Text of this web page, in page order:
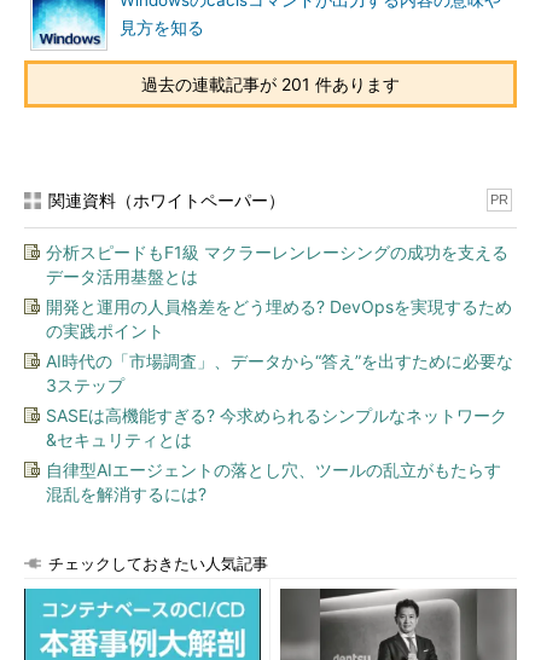
間がかかるようになる。またネットワーク上のフォルダの場合は
トラフィックも多くなるので、そのデメリットを十分考えた上
で、設定していただきたい
ているが、その管理方法はWindows XP／Windows Server 2003
とは少し異なっている。デフォルトではThumbs.dbファイルはユ
ーザー・フォルダの下の特定の場所
（%LOCALAPPDATA%\Microsoft\Windows\Explorer）にまとめ
て置かれ、各フォルダの下には作成されない＊1。しかし設定に
よってはThumbs.dbが作成されることがあるし、このファイルが
原因でフォルダの削除ができなくなる（Thumbs.dbが使用中で削
除できないというエラーが表示される）など、トラブルとなるこ
とも少なくない。
＊1この縮小表示やキャッシュ・ファイルの扱いはWindows
Windows OS（Windows Vista SP2、Windows Server 2008
SP2、Windows 7 SP1、Windows Server 2008 R2 SP1）を対象
として解説する。
見方を知る
過去の連載記事が 201 件あります
関連資料（ホワイトペーパー） PR
分析スピードもF1級 マクラーレンレーシングの成功を支える
データ活用基盤とは
開発と運用の人員格差をどう埋める? DevOpsを実現するため
の実践ポイント
AI時代の「市場調査」、データから“答え”を出すために必要な
3ステップ
SASEは高機能すぎる? 今求められるシンプルなネットワーク
&セキュリティとは
自律型AIエージェントの落とし穴、ツールの乱立がもたらす
混乱を解消するには?
チェックしておきたい人気記事